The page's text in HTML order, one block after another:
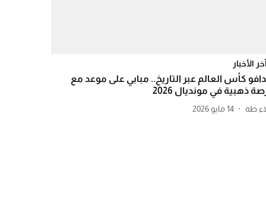
آخر الأخبار
كأس العالم عبر التاريخ.. مبابي على موعد مع
ذهبية في مونديال 2026
طه 14 مايو 2026